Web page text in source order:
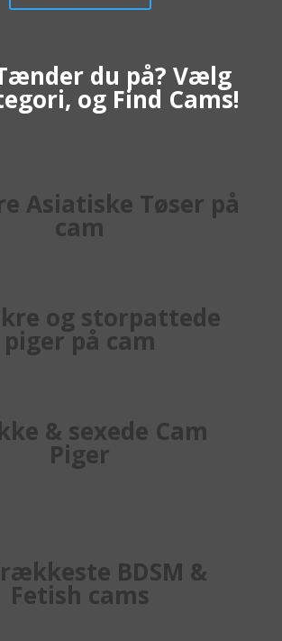
du på? Vælg
og Find Cams!
Asiatiske Tøser på
cam
og storpattede
piger på cam
& sexede Cam
Piger
BDSM &
Fetish cams